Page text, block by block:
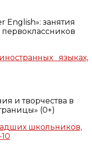
English»: занятия
языках,
и творчества в
(0+)
школьников,